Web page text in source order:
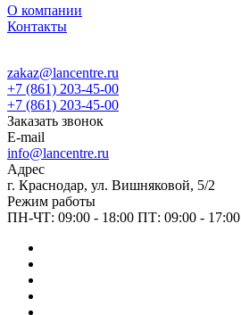
О компании
Контакты
zakaz@lancentre.ru
+7 (861) 203-45-00
+7 (861) 203-45-00
Заказать звонок
E-mail
info@lancentre.ru
Адрес
г. Краснодар, ул. Вишняковой, 5/2
Режим работы
ПН-ЧТ: 09:00 - 18:00 ПТ: 09:00 - 17:00